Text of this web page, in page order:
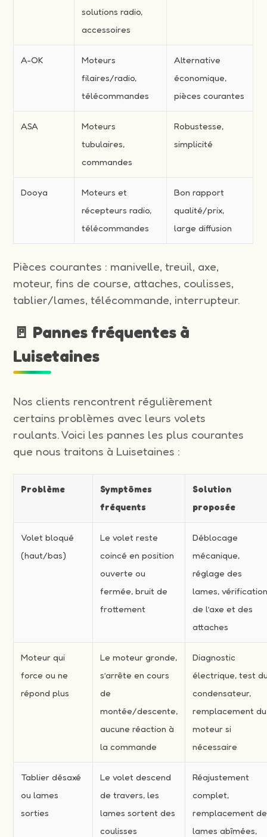
solutions radio,
accessoires
A-OK
Moteurs
filaires/radio,
télécommandes
Alternative
économique,
pièces courantes
ASA
Moteurs
tubulaires,
commandes
Robustesse,
simplicité
Dooya
Moteurs et
récepteurs radio,
télécommandes
Bon rapport
qualité/prix,
large diffusion
Pièces courantes : manivelle, treuil, axe,
moteur, fins de course, attaches, coulisses,
tablier/lames, télécommande, interrupteur.
🚪 Pannes fréquentes à
Luisetaines
Nos clients rencontrent régulièrement
certains problèmes avec leurs volets
roulants. Voici les pannes les plus courantes
que nous traitons à Luisetaines :
Problème
Symptômes
fréquents
Solution
proposée
Volet bloqué
(haut/bas)
Le volet reste
coincé en position
ouverte ou
fermée, bruit de
frottement
Déblocage
mécanique,
réglage des
lames,
de l’axe et des
attaches
Moteur qui
force ou ne
répond plus
Le moteur gronde,
s’arrête en cours
de
montée/descente,
aucune réaction à
la commande
Diagnostic
électrique, test
condensateur,
remplacement du
moteur si
nécessaire
Tablier désaxé
ou lames
sorties
Le volet descend
de travers, les
lames sortent des
coulisses
Réajustement
complet,
remplacement de
lames abîmées,